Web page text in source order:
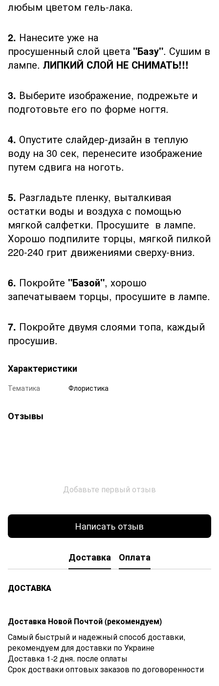
любым цветом гель-лака.
2. Нанесите уже на
просушенный слой цвета "Базу". Сушим в
лампе. ЛИПКИЙ СЛОЙ НЕ СНИМАТЬ!!!
3. Выберите изображение, подрежьте и
подготовьте его по форме ногтя.
4. Опустите слайдер-дизайн в теплую
воду на 30 сек, перенесите изображение
путем сдвига на ноготь.
5. Разгладьте пленку, выталкивая
остатки воды и воздуха с помощью
мягкой салфетки. Просушите в лампе.
Хорошо подпилите торцы, мягкой пилкой
220-240 грит движениями сверху-вниз.
6. Покройте "Базой", хорошо
запечатываем торцы, просушите в лампе.
7. Покройте двумя слоями топа, каждый
просушив.
Характеристики
Тематика Флористика
Отзывы
Добавьте первый отзыв
Написать отзыв
Доставка Оплата
ДОСТАВКА
Доставка Новой Почтой (рекомендуем)
Самый быстрый и надежный способ доставки,
рекомендуем для доставки по Украине
Доставка 1-2 дня. после оплаты
Срок достваки оптовых заказов по договоренности